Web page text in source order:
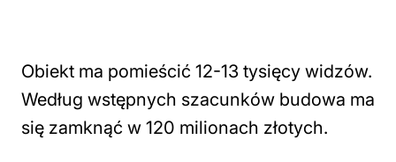
Obiekt ma pomieścić 12-13 tysięcy widzów.
Według wstępnych szacunków budowa ma
się zamknąć w 120 milionach złotych.